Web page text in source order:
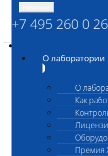
Независимая
+7 495 260 0
О лаборатории
О
Как
Премия